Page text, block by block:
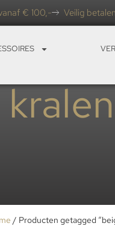
€ 100,- Veilig
/ Producten getagged